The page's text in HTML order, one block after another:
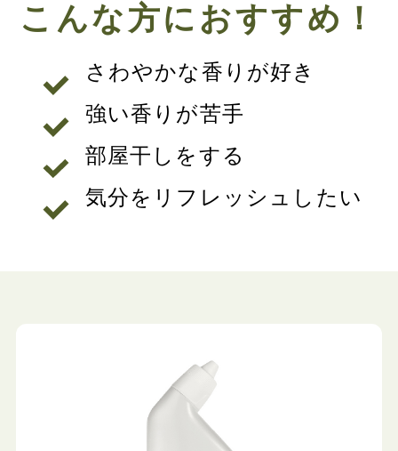
こんな方におすすめ！
さわやかな香りが好き
強い香りが苦手
部屋干しをする
気分をリフレッシュしたい